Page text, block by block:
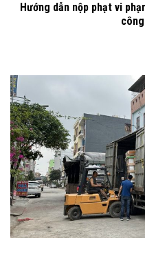
Hướng dẫn nộp phạt vi